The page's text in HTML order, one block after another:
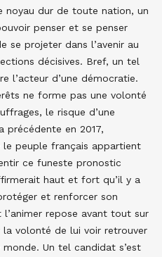
noyau dur de toute nation, un
penser et se penser
se projeter dans l’avenir au
décisives. Bref, un tel
l’acteur d’une démocratie.
ne forme pas une volonté
le risque d’une
en 2017,
peuple français appartient
ce funeste pronostic
haut et fort qu’il y a
et renforcer son
repose avant tout sur
volonté de lui voir retrouver
Un tel candidat s’est